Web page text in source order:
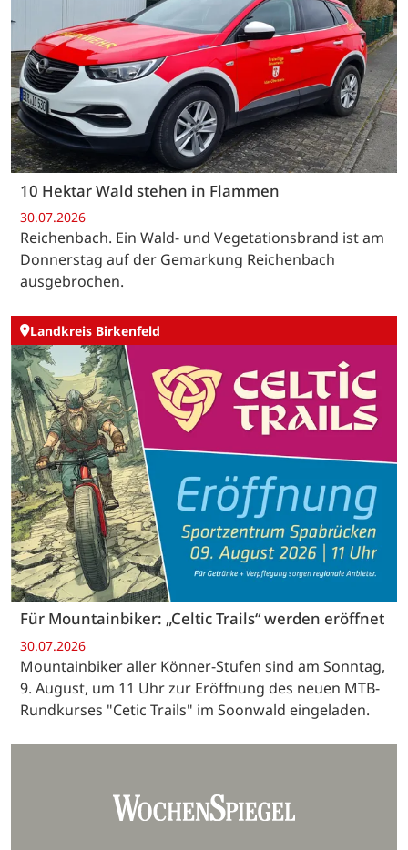
10 Hektar Wald stehen in Flammen
30.07.2026
Reichenbach. Ein Wald- und Vegetationsbrand ist am
Donnerstag auf der Gemarkung Reichenbach
ausgebrochen.
Landkreis Birkenfeld
Für Mountainbiker: „Celtic Trails“ werden eröffnet
30.07.2026
Mountainbiker aller Könner-Stufen sind am Sonntag,
9. August, um 11 Uhr zur Eröffnung des neuen MTB-
Rundkurses "Cetic Trails" im Soonwald eingeladen.